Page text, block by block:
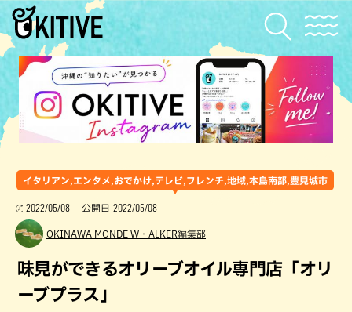
イタリアン,エンタメ,おでかけ,テレビ,フレンチ,地域,本島南部,豊見城市
2022/05/08 公開日 2022/05/08
OKINAWA MONDE W・ALKER編集部
味見ができるオリーブオイル専門店「オリ
ーブプラス」